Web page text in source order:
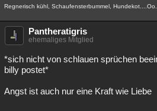
Regnerisch kühl, Schaufensterbummel,
Pantheratigris
ehemaliges Mitglied
*sich nicht von schlauen sprüchen
billy postet*
Angst ist auch nur eine Kraft wie Liebe